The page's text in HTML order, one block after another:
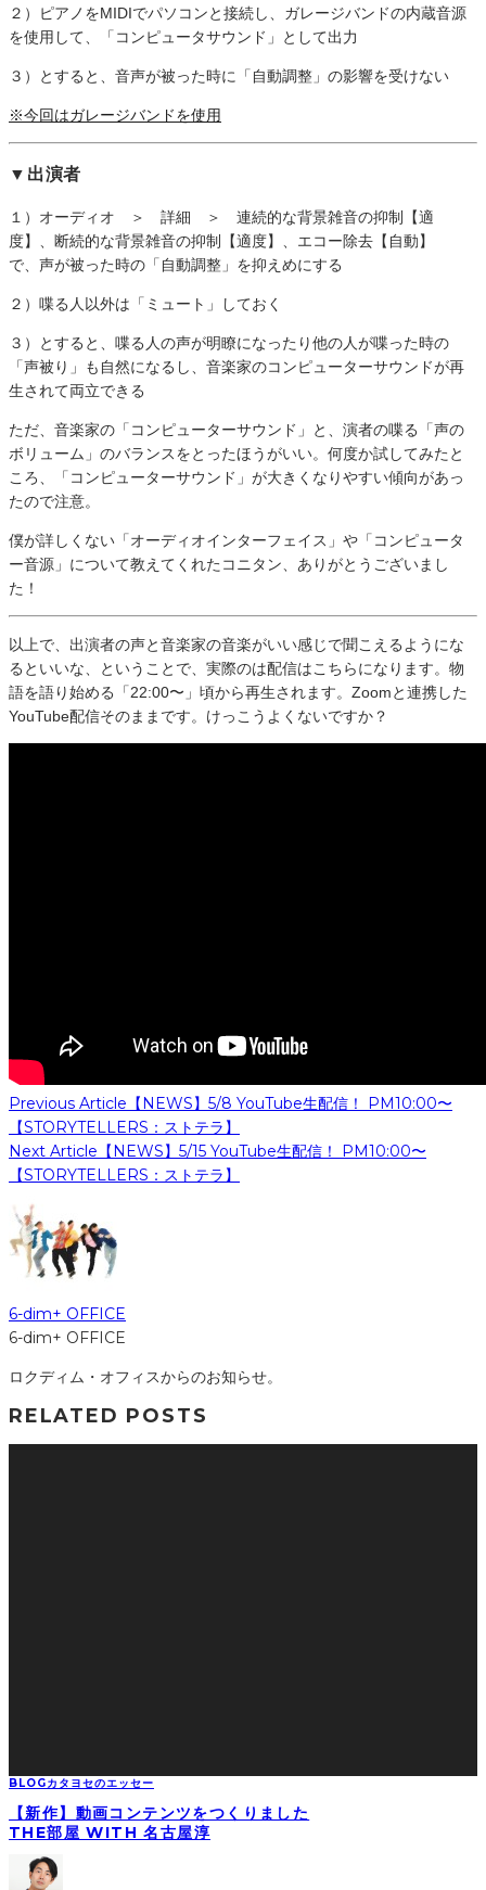
２）ピアノをMIDIでパソコンと接続し、ガレージバンドの内蔵音源
を使用して、「コンピュータサウンド」として出力
３）とすると、音声が被った時に「自動調整」の影響を受けない
※今回はガレージバンドを使用
▼出演者
１）オーディオ ＞ 詳細 ＞ 連続的な背景雑音の抑制【適
度】、断続的な背景雑音の抑制【適度】、エコー除去【自動】
で、声が被った時の「自動調整」を抑えめにする
２）喋る人以外は「ミュート」しておく
３）とすると、喋る人の声が明瞭になったり他の人が喋った時の
「声被り」も自然になるし、音楽家のコンピューターサウンドが再
生されて両立できる
ただ、音楽家の「コンピューターサウンド」と、演者の喋る「声の
ボリューム」のバランスをとったほうがいい。何度か試してみたと
ころ、「コンピューターサウンド」が大きくなりやすい傾向があっ
たので注意。
僕が詳しくない「オーディオインターフェイス」や「コンピュータ
ー音源」について教えてくれたコニタン、ありがとうございまし
た！
以上で、出演者の声と音楽家の音楽がいい感じで聞こえるようにな
るといいな、ということで、実際のは配信はこちらになります。物
語を語り始める「22:00〜」頃から再生されます。Zoomと連携した
YouTube配信そのままです。けっこうよくないですか？
Previous Article 【NEWS】5/8 YouTube生配信！ PM10:00〜
【STORYTELLERS：ストテラ】
Next Article 【NEWS】5/15 YouTube生配信！ PM10:00〜
【STORYTELLERS：ストテラ】
6-dim+ OFFICE
6-dim+ OFFICE
ロクディム・オフィスからのお知らせ。
RELATED POSTS
BLOGカタヨセのエッセー
【新作】動画コンテンツをつくりました
THE部屋 WITH 名古屋淳